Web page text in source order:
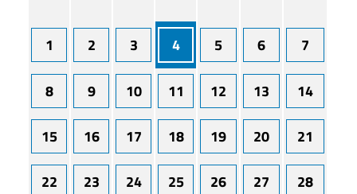
1 2 3 4 5 6 7
8 9 10 11 12 13 14
15 16 17 18 19 20 21
22 23 24 25 26 27 28